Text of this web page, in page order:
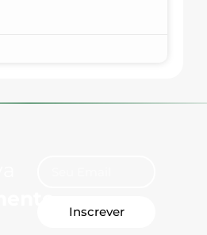
Inscrever